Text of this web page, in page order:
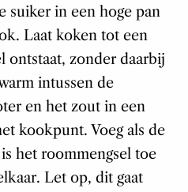
suiker in een hoge pan
Laat koken tot een
ontstaat, zonder daarbij
intussen de
en het zout in een
kookpunt. Voeg als de
het roommengsel toe
Let op, dit gaat